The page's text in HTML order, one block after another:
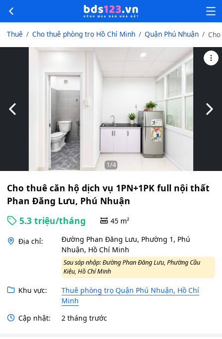
Thuê Cho thuê phòng trọ Hồ Chí Minh Quận Phú Nhuận
Slide trước
1/4
Cho thuê căn hộ dịch vụ 1PN+1PK full nội thất
Phan Đăng Lưu, Phú Nhuận
5.3 triệu/tháng
45 m²
Địa chỉ:
Đường Phan Đăng Lưu, Phường 1, Phú
Nhuận, Hồ Chí Minh
Sau sáp nhập: Đường Phan Đăng Lưu, Phường Cầu
Kiệu, Hồ Chí Minh
Khu vực:
Thuê phòng trọ Quận Phú Nhuận, Hồ Chí
Minh
Cập nhật:
2 tháng trước